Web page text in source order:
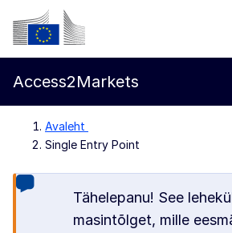
Põhisisu juurde
Euroopa Komisjon
Access2Markets
Avaleht
Single Entry Point
Tähelepanu! See
masintõlget, mille